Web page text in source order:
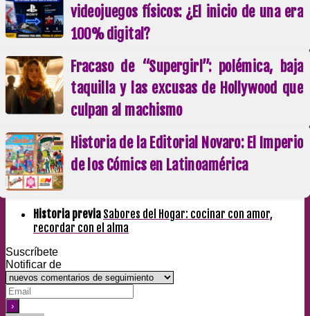
videojuegos físicos: ¿El inicio de una era
100% digital?
Fracaso de “Supergirl”: polémica, baja
taquilla y las excusas de Hollywood que
culpan al machismo
Historia de la Editorial Novaro: El Imperio
de los Cómics en Latinoamérica
Historia previa Sabores del Hogar: cocinar con amor,
recordar con el alma
Suscríbete
Notificar de